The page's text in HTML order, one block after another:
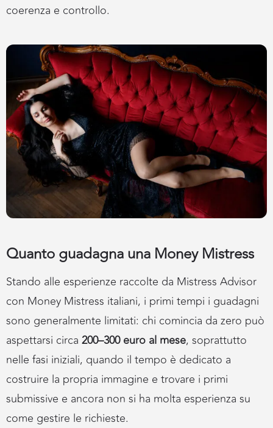
coerenza e controllo.
Quanto guadagna una Money Mistress
Stando alle esperienze raccolte da Mistress Advisor
con Money Mistress italiani, i primi tempi i guadagni
sono generalmente limitati: chi comincia da zero può
aspettarsi circa 200–300 euro al mese, soprattutto
nelle fasi iniziali, quando il tempo è dedicato a
costruire la propria immagine e trovare i primi
submissive e ancora non si ha molta esperienza su
come gestire le richieste.